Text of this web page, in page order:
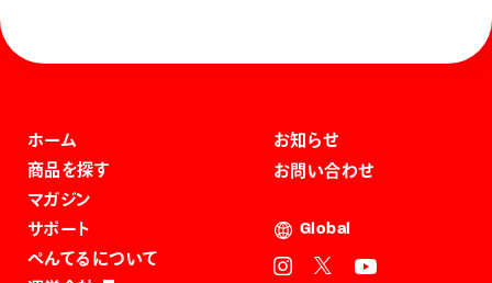
ホーム
商品を探す
マガジン
サポート
ぺんてるについて
お知らせ
お問い合わせ
Global